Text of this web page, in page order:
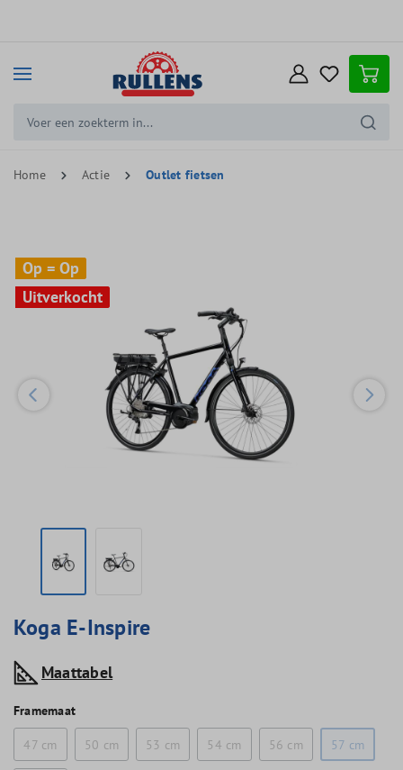
Home Actie Outlet fietsen
Op = Op
Uitverkocht
Op = Op
Uitverkocht
Koga E-Inspire
Maattabel
Framemaat
47 cm
50 cm 53 cm 54 cm 56 cm 57 cm